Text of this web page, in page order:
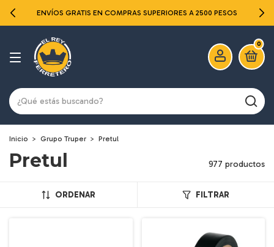
ENVÍOS GRATIS EN COMPRAS SUPERIORES A 2500 PESOS
0
Inicio > Grupo Truper > Pretul
Pretul 977 productos
ORDENAR FILTRAR